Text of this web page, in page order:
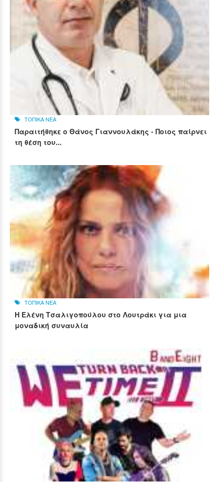
ΤΟΠΙΚΑ ΝΕΑ
Παραιτήθηκε ο Θάνος Γιαννουλάκης - Ποιος παίρνει
τη θέση του...
ΤΟΠΙΚΑ ΝΕΑ
Η Ελένη Τσαλιγοπούλου στο Λουτράκι για μια
μοναδική συναυλία